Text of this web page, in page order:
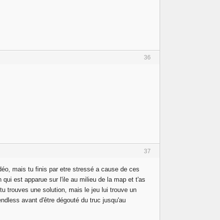
36
37
mais tu finis par etre stressé a cause de ces
est apparue sur l'ile au milieu de la map et t'as
trouves une solution, mais le jeu lui trouve un
avant d'être dégouté du truc jusqu'au